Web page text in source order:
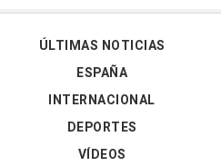
ÚLTIMAS NOTICIAS
ESPAÑA
INTERNACIONAL
DEPORTES
VÍDEOS